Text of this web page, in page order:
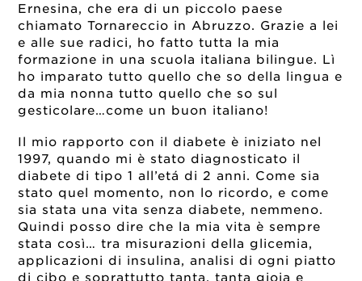
Ernesina, che era di un piccolo paese
chiamato Tornareccio in Abruzzo. Grazie a lei
e alle sue radici, ho fatto tutta la mia
formazione in una scuola italiana bilingue. Lì
ho imparato tutto quello che so della lingua e
da mia nonna tutto quello che so sul
gesticolare…come un buon italiano!
Il mio rapporto con il diabete è iniziato nel
1997, quando mi è stato diagnosticato il
diabete di tipo 1 all’etá di 2 anni. Come sia
stato quel momento, non lo ricordo, e come
sia stata una vita senza diabete, nemmeno.
Quindi posso dire che la mia vita è sempre
stata così… tra misurazioni della glicemia,
applicazioni di insulina, analisi di ogni piatto